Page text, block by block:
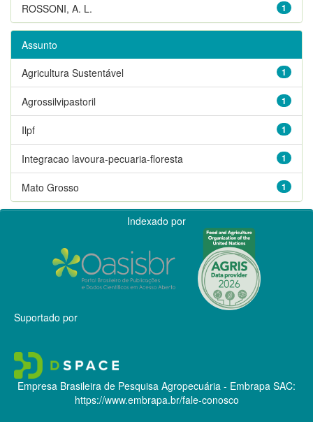
1
ROSSONI, A. L.
Assunto
1
Agricultura Sustentável
1
Agrossilvipastoril
1
Ilpf
1
Integracao lavoura-pecuaria-floresta
1
Mato Grosso
Indexado por
Suportado por
Empresa Brasileira de Pesquisa Agropecuária - Embrapa SAC:
https://www.embrapa.br/fale-conosco